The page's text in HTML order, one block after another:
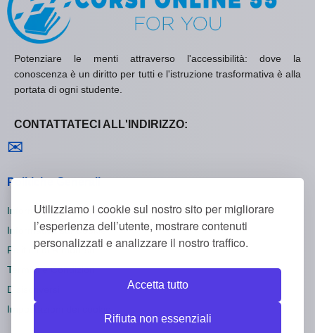
Utilizziamo i cookie sul nostro sito per migliorare
l’esperienza dell’utente, mostrare contenuti
personalizzati e analizzare il nostro traffico.
Accetta tutto
Rifiuta non essenziali
Potenziare le menti attraverso l'accessibilità: dove la
conoscenza è un diritto per tutti e l'istruzione trasformativa è alla
portata di ogni studente.
CONTATTATECI ALL'INDIRIZZO:
✉
Politiche Generali
Informativa sulla Privacy
Informativa sui Cookie
Politica di Rimborso
Termini e Condizioni
Disiscriversi
Impostazioni dei cookie